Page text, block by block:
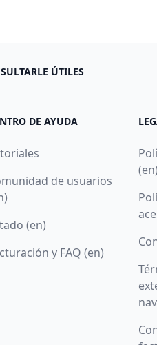
ÚTILES
DE AYUDA
de usuarios
(en)
y FAQ (en)
(en)